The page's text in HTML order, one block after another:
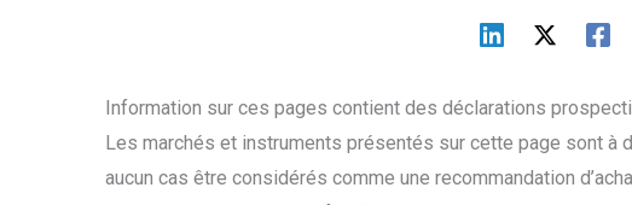
Information sur ces pages contient des déclarations
Les marchés et instruments présentés sur cette page sont à
aucun cas être considérés comme une recommandation